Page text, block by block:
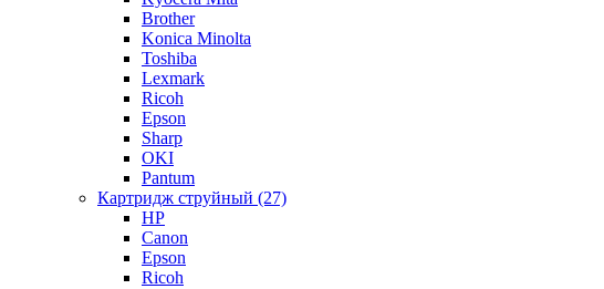
Brother
Konica Minolta
Toshiba
Lexmark
Ricoh
Epson
Sharp
OKI
Pantum
Картридж струйный (27)
HP
Canon
Epson
Ricoh